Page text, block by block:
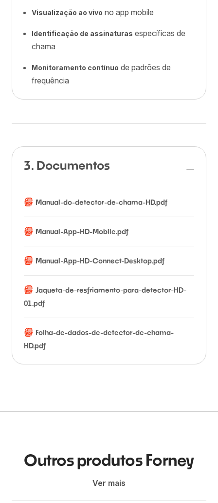
Visualização ao vivo no app mobile
Identificação de assinaturas específicas de
chama
Monitoramento contínuo de padrões de
frequência
3. Documentos
Manual-do-detector-de-chama-HD.pdf
Manual-App-HD-Mobile.pdf
Manual-App-HD-Connect-Desktop.pdf
Jaqueta-de-resfriamento-para-detector-HD-
01.pdf
Folha-de-dados-de-detector-de-chama-
HD.pdf
Outros produtos Forney
Ver mais